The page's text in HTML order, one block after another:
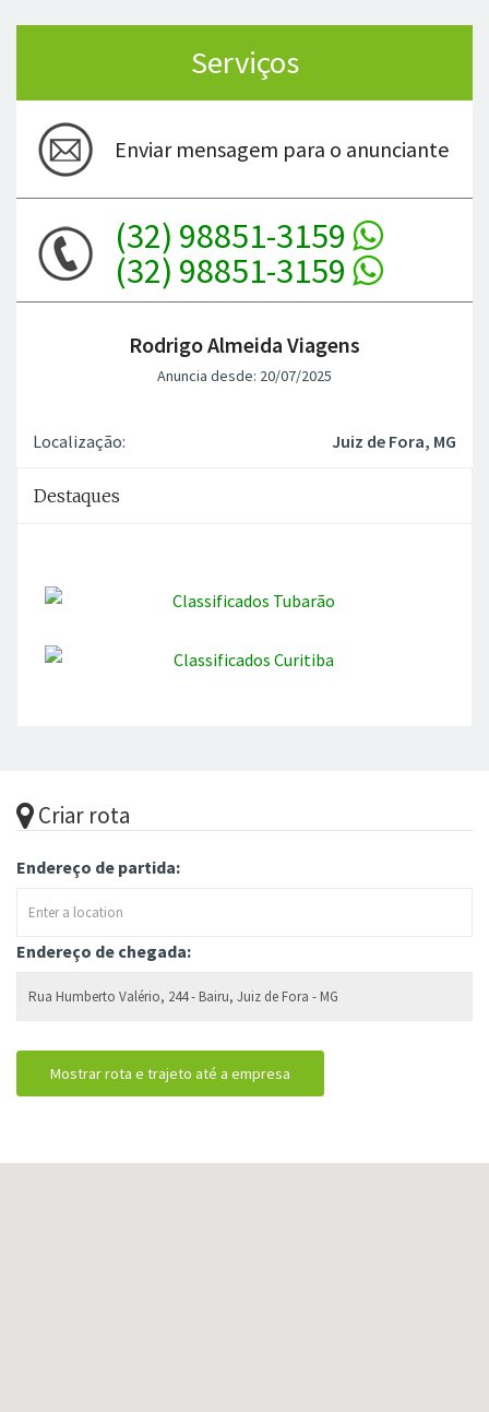
Serviços
Enviar mensagem para o anunciante
(32) 98851-3159
(32) 98851-3159
Rodrigo Almeida Viagens
Anuncia desde: 20/07/2025
Localização: Juiz de Fora, MG
Destaques
Criar rota
Endereço de partida:
Endereço de chegada: